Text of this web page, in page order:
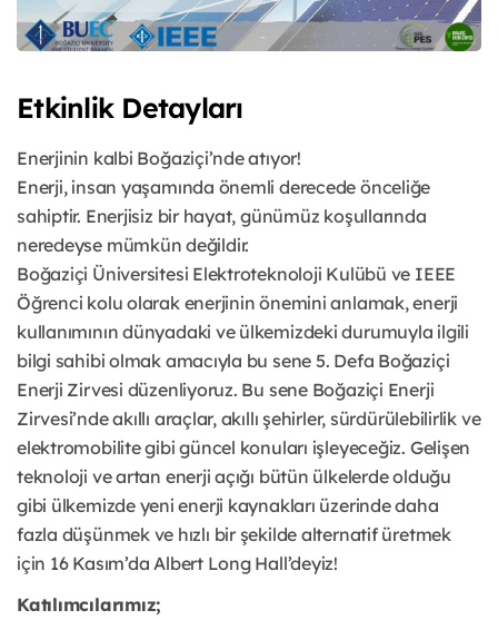
Etkinlik Detayları
Enerjinin kalbi Boğaziçi’nde atıyor!
Enerji, insan yaşamında önemli derecede önceliğe
sahiptir. Enerjisiz bir hayat, günümüz koşullarında
neredeyse mümkün değildir.
Boğaziçi Üniversitesi Elektroteknoloji Kulübü ve IEEE
Öğrenci kolu olarak enerjinin önemini anlamak, enerji
kullanımının dünyadaki ve ülkemizdeki durumuyla ilgili
bilgi sahibi olmak amacıyla bu sene 5. Defa Boğaziçi
Enerji Zirvesi düzenliyoruz. Bu sene Boğaziçi Enerji
Zirvesi’nde akıllı araçlar, akıllı şehirler, sürdürülebilirlik ve
elektromobilite gibi güncel konuları işleyeceğiz. Gelişen
teknoloji ve artan enerji açığı bütün ülkelerde olduğu
gibi ülkemizde yeni enerji kaynakları üzerinde daha
fazla düşünmek ve hızlı bir şekilde alternatif üretmek
için 16 Kasım’da Albert Long Hall’deyiz!
Katılımcılarımız;